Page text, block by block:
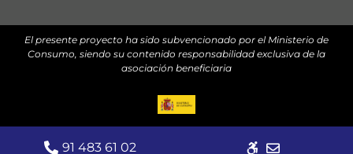
El presente proyecto ha sido subvencionado por el Ministerio de
Consumo, siendo su contenido responsabilidad exclusiva de la
asociación beneficiaria
91 483 61 02